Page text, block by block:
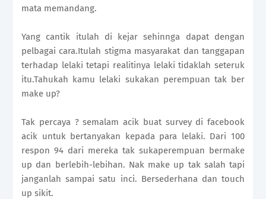
mata memandang.
Yang cantik itulah di kejar sehinnga dapat dengan
pelbagai cara.Itulah stigma masyarakat dan tanggapan
terhadap lelaki tetapi realitinya lelaki tidaklah seteruk
itu.Tahukah kamu lelaki sukakan perempuan tak ber
make up?
Tak percaya ? semalam acik buat survey di facebook
acik untuk bertanyakan kepada para lelaki. Dari 100
respon 94 dari mereka tak sukaperempuan bermake
up dan berlebih-lebihan. Nak make up tak salah tapi
janganlah sampai satu inci. Bersederhana dan touch
up sikit.